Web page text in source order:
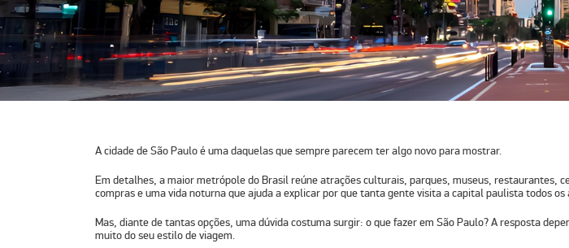
A cidade deSão Pauloé uma daquelas que sempre parecem ter algo novo para mostrar.
Em detalhes, amaior metrópole do Brasil reúne atrações culturais, parques, museus, restaurantes,
compras e uma vida noturna que ajuda a explicar por que tanta gente visita a capital paulista todos os
Mas, diante de tantas opções, uma dúvida costuma surgir: o que fazer em São Paulo?A resposta
muito do seu estilo de viagem.